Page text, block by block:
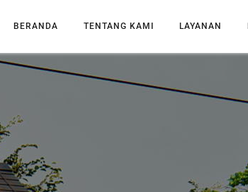
BERANDA TENTANG KAMI LAYANAN